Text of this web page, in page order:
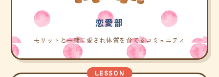
恋愛部
モリットと一緒に愛され体質を育てるコミュニティ
LESSON